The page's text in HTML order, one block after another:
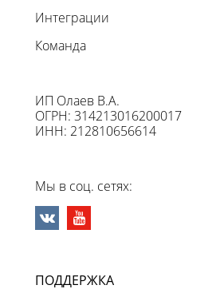
Интеграции
Команда
ИП Олаев В.А.
ОГРН: 314213016200017
ИНН: 212810656614
Мы в соц. сетях:
ПОДДЕРЖКА